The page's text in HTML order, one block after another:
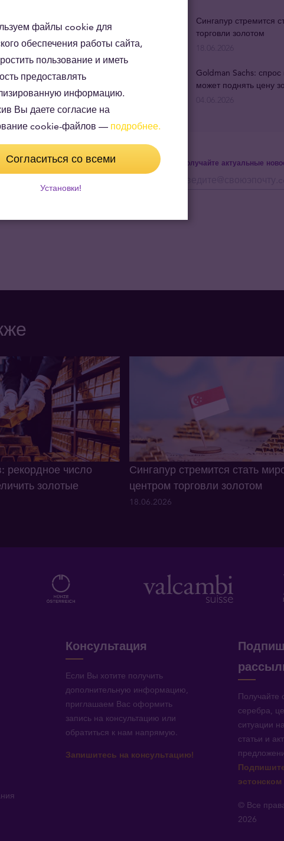
Получайте актуальные
Сингапур стремится
торговли золотом
Goldman Sachs:
может поднять цену
рекордное число
золотые
Сингапур стремится стать
центром торговли золотом
18.06.2026
Консультация
Если Вы хотите получить
дополнительную информацию,
приглашаем Вас оформить
запись на консультацию или
обратиться к нам напрямую.
Запишитесь на консультацию!
Получайте
серебра,
ситуации
статьи и
эстонском
© Все
2026
файлы cookie для
обеспечения работы сайта,
пользование и иметь
предоставлять
информацию.
Вы даете согласие на
cookie-файлов — подробнее.
Согласиться со всеми
Установки!